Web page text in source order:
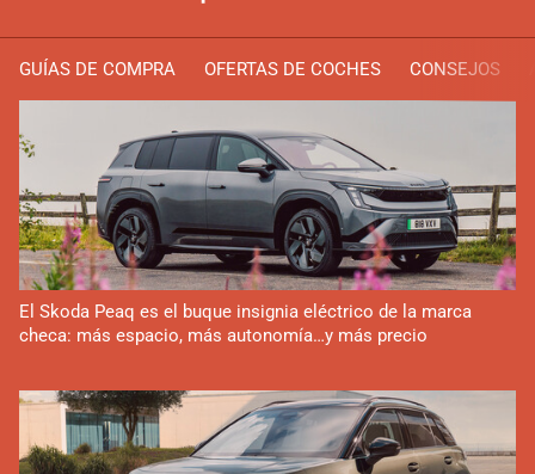
GUÍAS DE COMPRA OFERTAS DE COCHES CONSEJOS
El Skoda Peaq es el buque insignia eléctrico de la marca
checa: más espacio, más autonomía…y más precio